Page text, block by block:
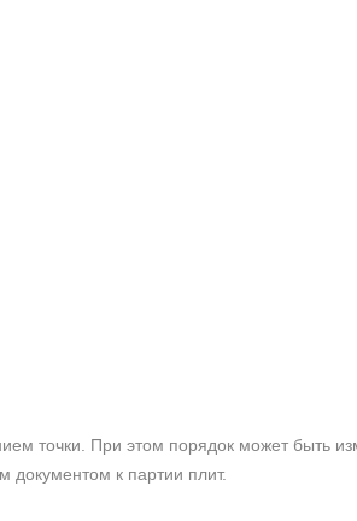
точки. При этом порядок может быть
документом к партии плит.